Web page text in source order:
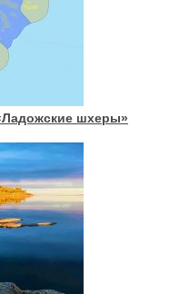
шхеры»